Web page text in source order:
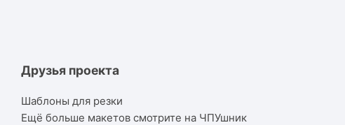
Друзья проекта
Шаблоны для резки
Ещё больше макетов смотрите на ЧПУшник